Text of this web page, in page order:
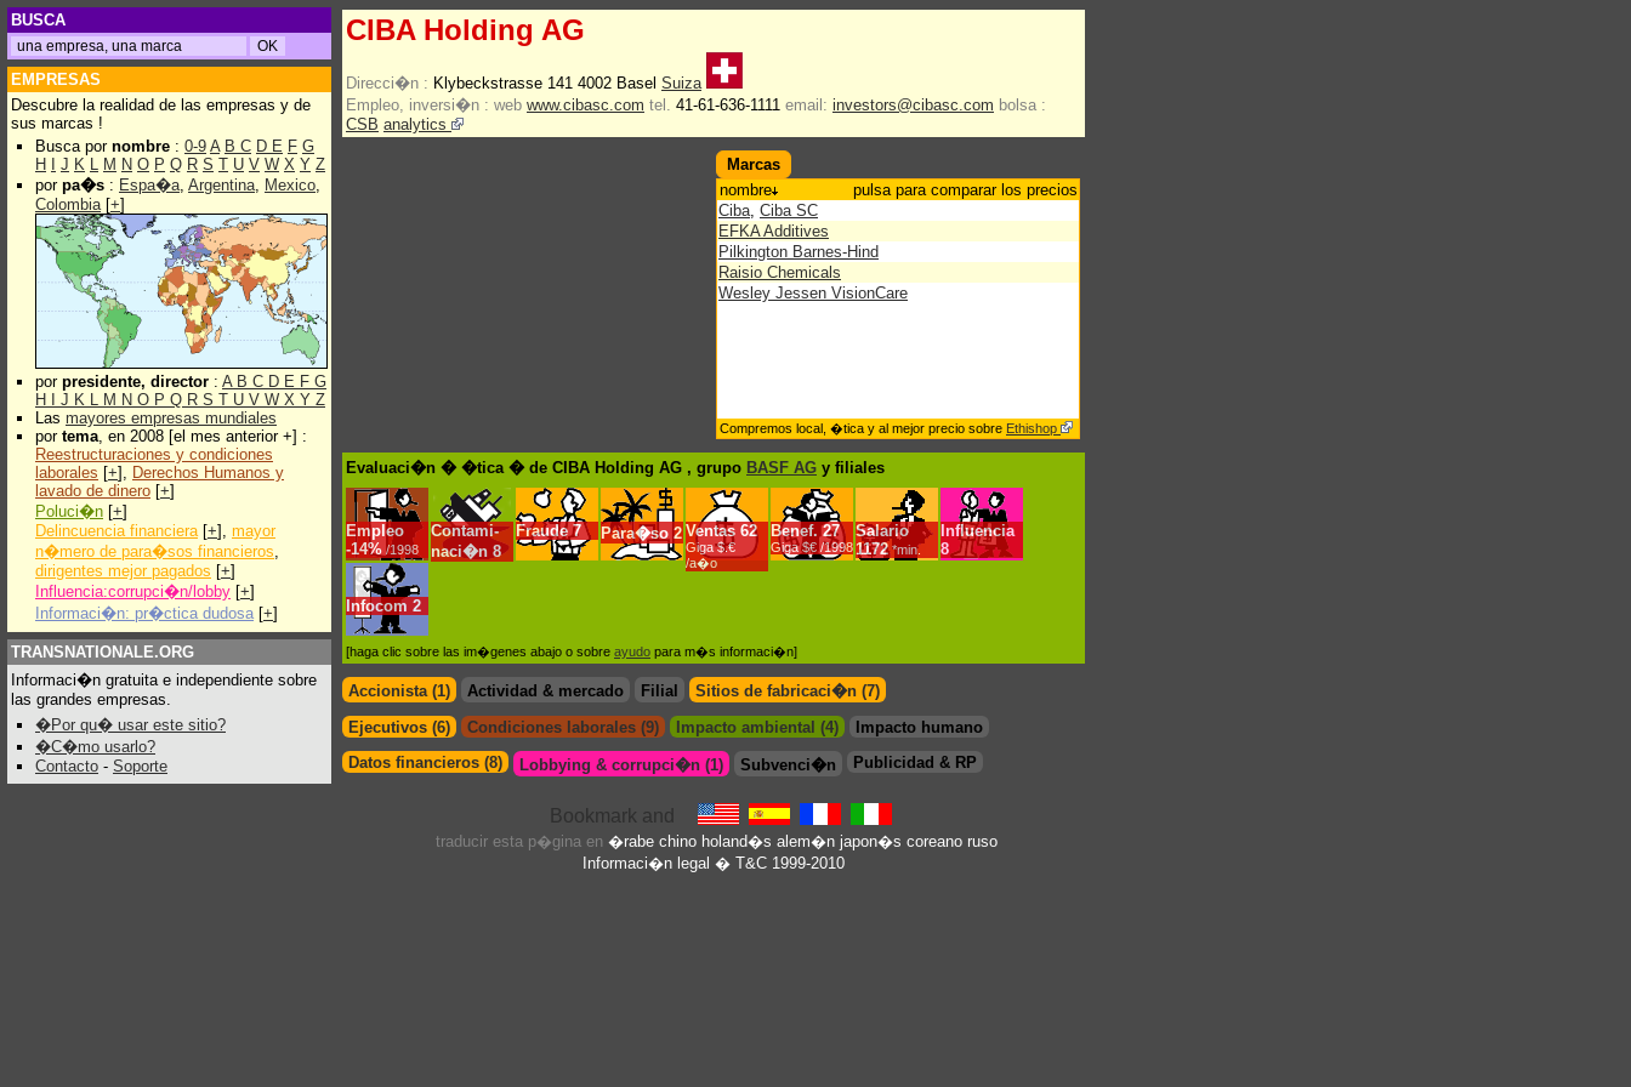
BUSCA
EMPRESAS
Descubre la realidad de las empresas y de
sus marcas !
Busca por nombre : 0-9 A B C D E F G
H
J K L M N O P Q R S T U V W X Y Z
por pa�s : Espa�a, Argentina, Mexico,
Colombia[+]
por presidente, director : A B C D E F G
H
J K L M N O P Q R S T U V W X Y Z
Las mayores empresas mundiales
por tema, en 2008 [el mes anterior +] :
Reestructuraciones y condiciones
laborales [+], Derechos Humanos y
lavado de dinero [+]
Poluci�n [+]
Delincuencia financiera[+], mayor
n�mero de para�sos financieros,
dirigentes mejor pagados [+]
Influencia:corrupci�n/lobby [+]
Informaci�n: pr�ctica dudosa [+]
TRANSNATIONALE.ORG
Informaci�n gratuita e independiente sobre
las grandes empresas.
�Por qu� usar este sitio?
�C�mo usarlo?
Contacto - Soporte
CIBA Holding AG
Direcci�n : Klybeckstrasse 141 4002 Basel Suiza
Empleo, inversi�n : web www.cibasc.com tel. 41-61-636-1111 email: investors@cibasc.com bolsa :
CSB analytics
Marcas
nombre
pulsa para comparar los precios
Ciba, Ciba SC
EFKA Additives
Pilkington Barnes-Hind
Raisio Chemicals
Wesley Jessen VisionCare
Compremos local, �tica y al mejor precio sobre Ethishop
Evaluaci�n � �tica � de CIBA Holding AG , grupo BASF AG y filiales
Empleo
-14% /1998
Contami-
naci�n 8
Fraude 7 Para�so 2 Ventas 62
Giga $.€
/a�o
Benef. 27
Giga $€ /1998
Salario
1172*min.
Influencia
8
Infocom 2
[haga clic sobre las im�genes abajo o sobre ayudo para m�s informaci�n]
Accionista (1) Actividad & mercado Filial
Sitios de fabricaci�n (7)
Ejecutivos (6)
Condiciones laborales (9) Impacto ambiental (4)
Impacto humano
Datos financieros (8)
Lobbying & corrupci�n (1) Subvenci�n Publicidad & RP
traducir esta p�gina en �rabe chino holand�s alem�n japon�s coreano ruso
Informaci�n legal � T&C 1999-2010